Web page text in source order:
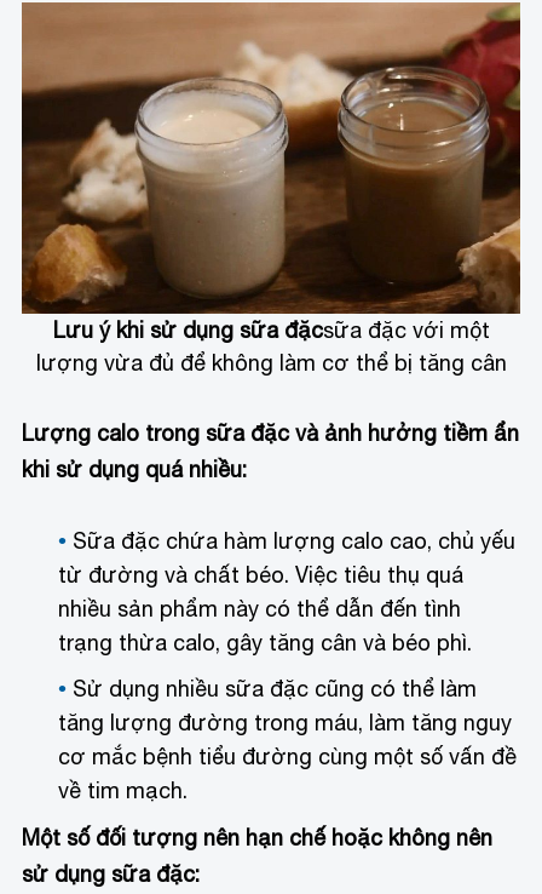
Lưu ý khi sử dụng sữa đặcsữa đặc với một
lượng vừa đủ để không làm cơ thể bị tăng cân
Lượng calo trong sữa đặc và ảnh hưởng tiềm ẩn
khi sử dụng quá nhiều:
Sữa đặc chứa hàm lượng calo cao, chủ yếu
từ đường và chất béo. Việc tiêu thụ quá
nhiều sản phẩm này có thể dẫn đến tình
trạng thừa calo, gây tăng cân và béo phì.
Sử dụng nhiều sữa đặc cũng có thể làm
tăng lượng đường trong máu, làm tăng nguy
cơ mắc bệnh tiểu đường cùng một số vấn đề
về tim mạch.
Một số đối tượng nên hạn chế hoặc không nên
sử dụng sữa đặc: